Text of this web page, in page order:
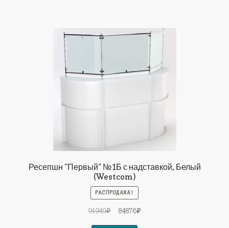
Ресепшн "Первый" №1Б с надставкой, Белый
(Westcom)
РАСПРОДАЖА!
91949₽
Первоначальная
84876₽Текущая